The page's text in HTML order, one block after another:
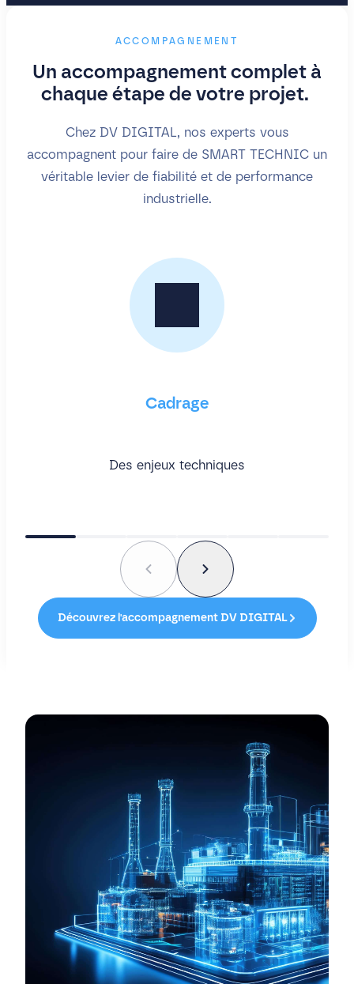
ACCOMPAGNEMENT
Un accompagnement complet à
chaque étape de votre projet.
Chez DV DIGITAL, nos experts vous
accompagnent pour faire de SMART TECHNIC un
véritable levier de fiabilité et de performance
industrielle.
Cadrage
Des enjeux techniques
Découvrez l'accompagnement DV DIGITAL